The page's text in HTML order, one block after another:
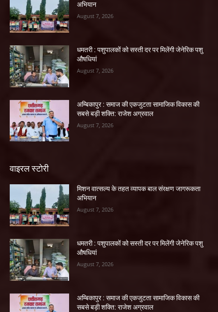
अभियान
August 7, 2026
धमतरी : पशुपालकों को सस्ती दर पर मिलेंगी जेनेरिक पशु
औषधियां
August 7, 2026
अम्बिकापुर : समाज की एकजुटता सामाजिक विकास की
सबसे बड़ी शक्ति: राजेश अग्रवाल
August 7, 2026
वाइरल स्टोरी
मिशन वात्सल्य के तहत व्यापक बाल संरक्षण जागरूकता
अभियान
August 7, 2026
धमतरी : पशुपालकों को सस्ती दर पर मिलेंगी जेनेरिक पशु
औषधियां
August 7, 2026
अम्बिकापुर : समाज की एकजुटता सामाजिक विकास की
सबसे बड़ी शक्ति: राजेश अग्रवाल